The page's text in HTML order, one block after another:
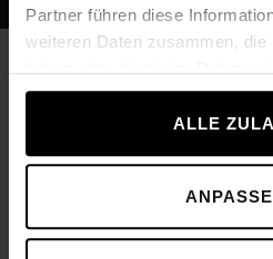
Partner führen diese
weiteren Daten zusammen, die
gesammelt haben.
ALLE
Technické údaje
Disponibilní délky
činek